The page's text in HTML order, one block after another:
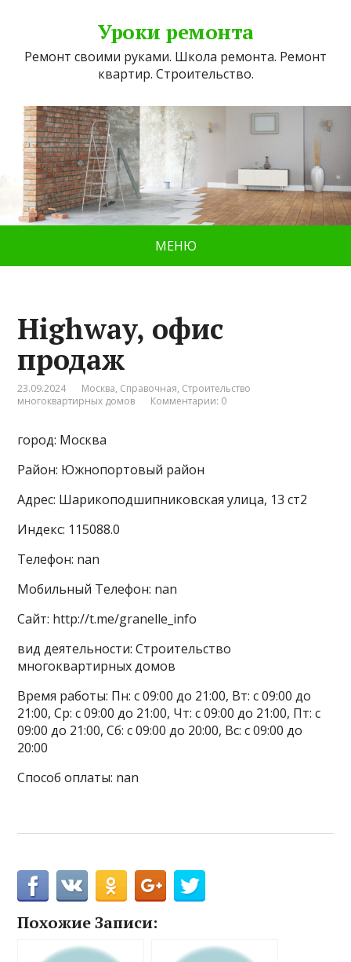
Уроки ремонта
Ремонт своими руками. Школа ремонта. Ремонт
квартир. Строительство.
МЕНЮ
Highway, офис
продаж
23.09.2024 Москва, Справочная, Строительство
многоквартирных домов
Комментарии: 0
город: Москва
Район: Южнопортовый район
Адрес: Шарикоподшипниковская улица, 13 ст2
Индекс: 115088.0
Телефон: nan
Мобильный Телефон: nan
Сайт: http://t.me/granelle_info
вид деятельности: Строительство
многоквартирных домов
Время работы: Пн: с 09:00 до 21:00, Вт: с 09:00 до
21:00, Ср: с 09:00 до 21:00, Чт: с 09:00 до 21:00, Пт: с
09:00 до 21:00, Сб: с 09:00 до 20:00, Вс: с 09:00 до
20:00
Способ оплаты: nan
Похожие Записи: